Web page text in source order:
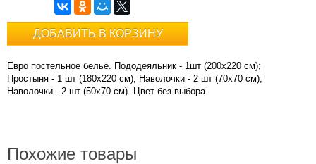
ДОБАВИТЬ В КОРЗИНУ
Евро постельное бельё. Пододеяльник - 1шт (200х220 см);
Простыня - 1 шт (180х220 см); Наволочки - 2 шт (70х70 см);
Наволочки - 2 шт (50х70 см). Цвет без выбора
Похожие товары